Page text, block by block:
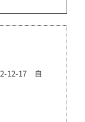
2-12-17 自